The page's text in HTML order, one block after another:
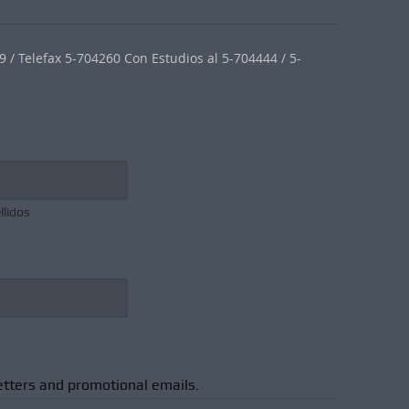
Telefax 5-704260 Con Estudios al 5-704444 / 5-
and promotional emails.